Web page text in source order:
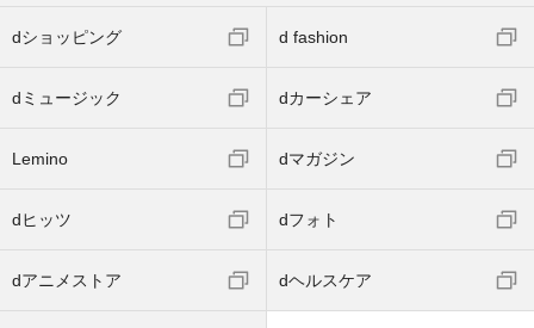
dショッピング d fashion
dミュージック dカーシェア
Lemino dマガジン
dヒッツ dフォト
dアニメストア dヘルスケア